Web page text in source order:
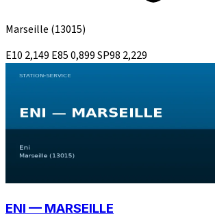
Marseille (13015)
E10 2,149 E850,899SP98 2,229
ENI — MARSEILLE